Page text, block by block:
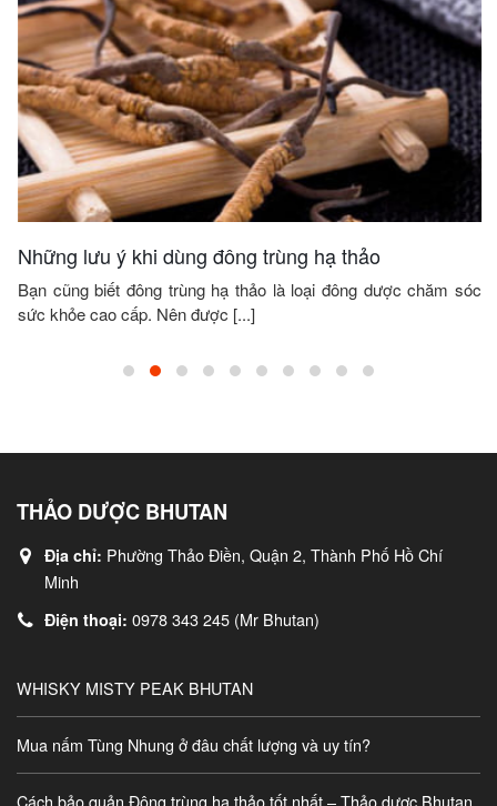
Những lưu ý khi dùng đông trùng hạ thảo
Bạn cũng biết đông trùng hạ thảo là loại đông dược chăm sóc
sức khỏe cao cấp. Nên được [...]
THẢO DƯỢC BHUTAN
Địa chỉ: Phường Thảo Điền, Quận 2, Thành Phố Hồ Chí
Minh
Điện thoại: 0978 343 245 (Mr Bhutan)
WHISKY MISTY PEAK BHUTAN
Mua nấm Tùng Nhung ở đâu chất lượng và uy tín?
Cách bảo quản Đông trùng hạ thảo tốt nhất – Thảo dược Bhutan